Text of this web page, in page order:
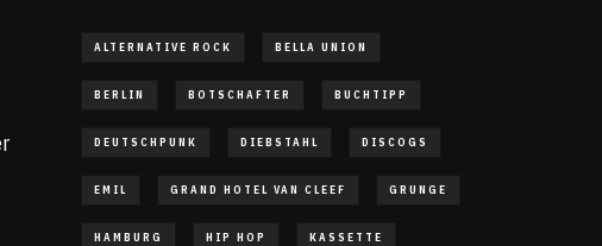
ALTERNATIVE ROCK BELLA UNION
BERLIN BOTSCHAFTER BUCHTIPP
DEUTSCHPUNK DIEBSTAHL DISCOGS
EMIL GRAND HOTEL VAN CLEEF GRUNGE
HAMBURG HIP HOP KASSETTE